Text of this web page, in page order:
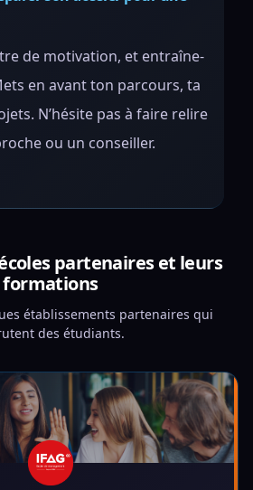
de motivation, et entraîne-
en avant ton parcours, ta
N’hésite pas à faire relire
ou un conseiller.
partenaires et leurs
formations
établissements partenaires qui
des étudiants.